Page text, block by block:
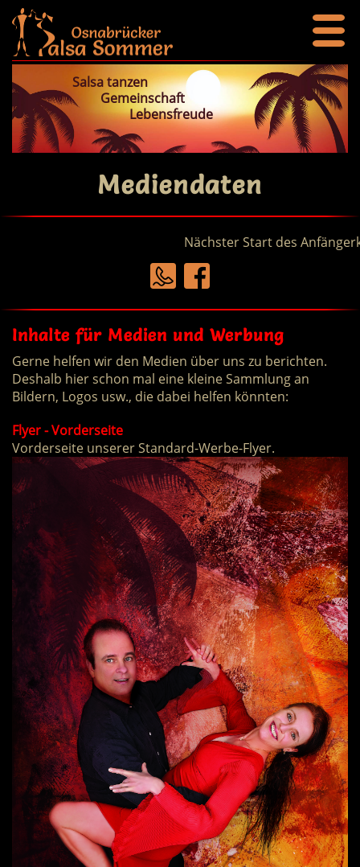
Salsa tanzen
Gemeinschaft
Lebensfreude
Mediendaten
Nächster Start des
Inhalte für Medien und Werbung
Gerne helfen wir den Medien über uns zu berichten.
Deshalb hier schon mal eine kleine Sammlung an
Bildern, Logos usw., die dabei helfen könnten:
Flyer - Vorderseite
Vorderseite unserer Standard-Werbe-Flyer.